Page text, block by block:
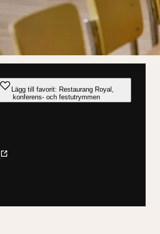
Lägg till favorit: Restaurang Royal,
konferens- och festutrymmen